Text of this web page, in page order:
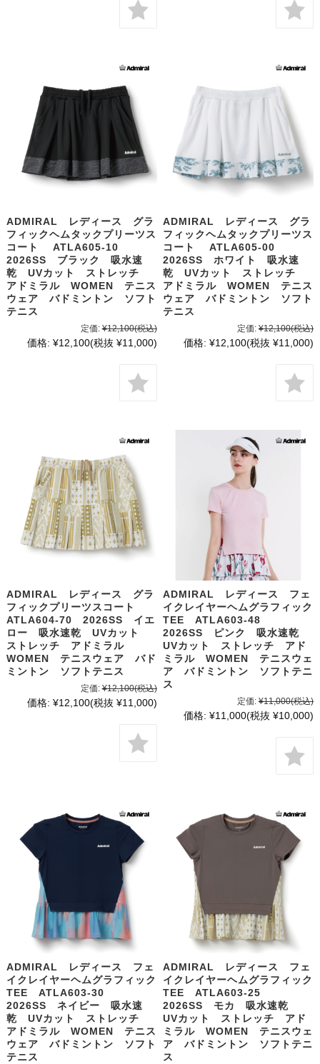
ADMIRAL レディース グラ
フィックヘムタックプリーツス
コート ATLA605-10
2026SS ブラック 吸水速
乾 UVカット ストレッチ
アドミラル WOMEN テニス
ウェア バドミントン ソフト
テニス
定価: ¥12,100(税込)
価格: ¥12,100(税抜 ¥11,000)
ADMIRAL レディース グラ
フィックヘムタックプリーツス
コート ATLA605-00
2026SS ホワイト 吸水速
乾 UVカット ストレッチ
アドミラル WOMEN テニス
ウェア バドミントン ソフト
テニス
定価: ¥12,100(税込)
価格: ¥12,100(税抜 ¥11,000)
ADMIRAL レディース グラ
フィックプリーツスコート
ATLA604-70 2026SS イエ
ロー 吸水速乾 UVカット
ストレッチ アドミラル
WOMEN テニスウェア バド
ミントン ソフトテニス
定価: ¥12,100(税込)
価格: ¥12,100(税抜 ¥11,000)
ADMIRAL レディース フェ
イクレイヤーヘムグラフィック
TEE ATLA603-48
2026SS ピンク 吸水速乾
UVカット ストレッチ アド
ミラル WOMEN テニスウェ
ア バドミントン ソフトテニ
ス
定価: ¥11,000(税込)
価格: ¥11,000(税抜 ¥10,000)
ADMIRAL レディース フェ
イクレイヤーヘムグラフィック
TEE ATLA603-30
2026SS ネイビー 吸水速
乾 UVカット ストレッチ
アドミラル WOMEN テニス
ウェア バドミントン ソフト
テニス
ADMIRAL レディース フェ
イクレイヤーヘムグラフィック
TEE ATLA603-25
2026SS モカ 吸水速乾
UVカット ストレッチ アド
ミラル WOMEN テニスウェ
ア バドミントン ソフトテニ
ス